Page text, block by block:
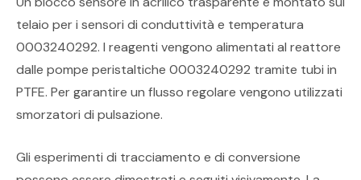
telaio per i sensori di conduttività e temperatura
0003240292. I reagenti vengono alimentati al reattore
dalle pompe peristaltiche 0003240292 tramite tubi in
PTFE. Per garantire un flusso regolare vengono utilizzati
smorzatori di pulsazione.
Gli esperimenti di tracciamento e di conversione